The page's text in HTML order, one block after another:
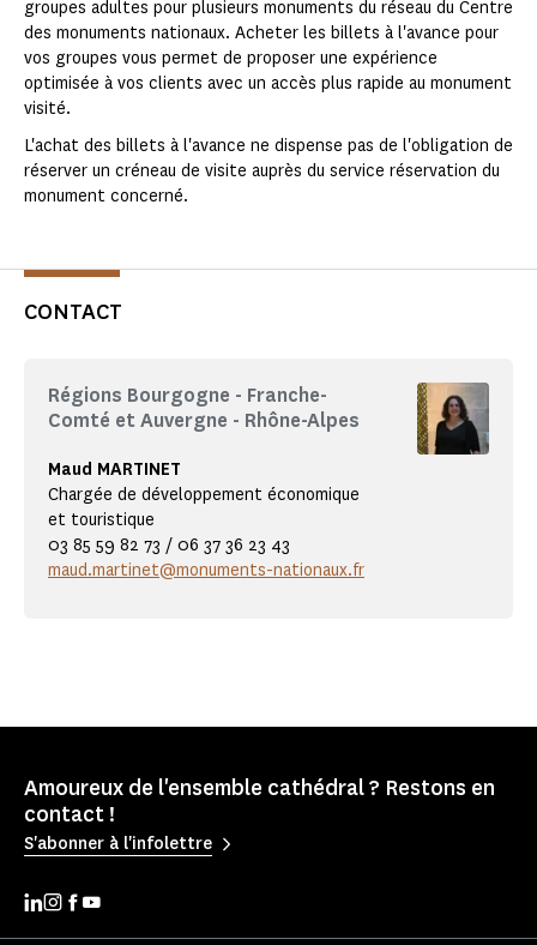
groupes adultes pour plusieurs monuments du réseau du Centre
des monuments nationaux. Acheter les billets à l'avance pour
vos groupes vous permet de proposer une expérience
optimisée à vos clients avec un accès plus rapide au monument
visité.
L'achat des billets à l'avance ne dispense pas de l'obligation de
réserver un créneau de visite auprès du service réservation du
monument concerné.
CONTACT
Régions Bourgogne - Franche-
Comté et Auvergne - Rhône-Alpes
Maud MARTINET
Chargée de développement économique
et touristique
03 85 59 82 73 / 06 37 36 23 43
maud.martinet@monuments-nationaux.fr
Amoureux de l'ensemble cathédral ? Restons en
contact !
S'abonner à l'infolettre